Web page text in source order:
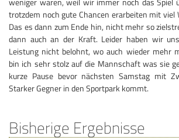
trotzdem noch gute Chancen erarbeiten mit viel
Das es dann zum Ende hin, nicht mehr so
dann auch an der Kraft. Leider haben wir
Leistung nicht belohnt, wo auch wieder mehr
bin ich sehr stolz auf die Mannschaft was sie
kurze Pause bevor nächsten Samstag mit
Starker Gegner in den Sportpark kommt.
Bisherige Ergebnisse